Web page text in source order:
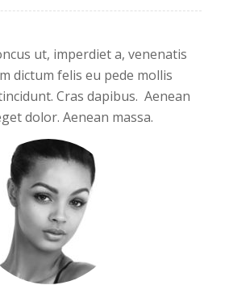
ut, imperdiet a, venenatis
dictum felis eu pede mollis
Cras dapibus. Aenean
dolor. Aenean massa.